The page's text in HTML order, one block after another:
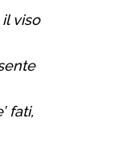
viso
fati,